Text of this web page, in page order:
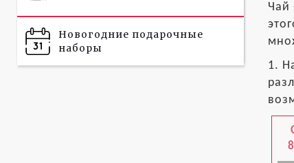
Новогодние подарочные
наборы
Чай
1.